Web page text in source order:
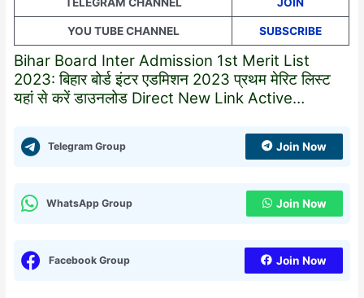
YOU TUBE CHANNEL SUBSCRIBE
Bihar Board Inter Admission 1st Merit List
2023: बिहार बोर्ड इंटर एडमिशन 2023 प्रथम मेरिट लिस्ट
यहां से करें डाउनलोड Direct New Link Active…
Telegram Group Join Now
WhatsApp Group Join Now
Facebook Group Join Now